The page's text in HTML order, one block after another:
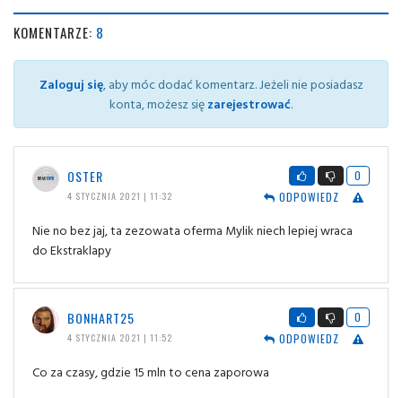
KOMENTARZE: 8
Zaloguj się, aby móc dodać komentarz. Jeżeli nie posiadasz
konta, możesz sięzarejestrować.
OSTER
4 STYCZNIA 2021 | 11:32
0
ODPOWIEDZ
Nie no bez jaj, ta zezowata oferma Mylik niech lepiej wraca
do Ekstraklapy
BONHART25
4 STYCZNIA 2021 | 11:52
0
ODPOWIEDZ
Co za czasy, gdzie 15 mln to cena zaporowa